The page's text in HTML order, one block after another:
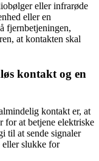
eller infrarøde
eller en
fjernbetjeningen,
at kontakten skal
kontakt og en
kontakt er, at
for at betjene elektriske
til at sende signaler
slukke for